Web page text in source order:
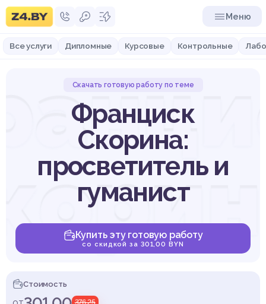
Меню
Все услуги Дипломные Курсовые Контрольные
Скачать готовую работу по теме
Франциск
Скорина:
просветитель и
гуманист
Купить эту готовую работу
со скидкой за 301,00 BYN
Стоимость
376,25